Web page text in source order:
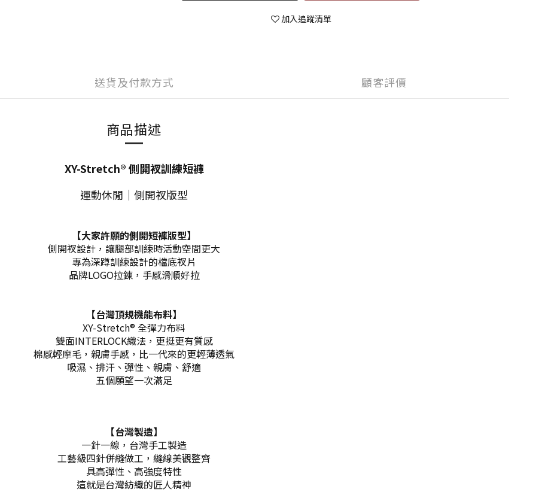
加入追蹤清單
送貨及付款方式 顧客評價
商品描述
XY-Stretch® 側開衩訓練短褲
運動休閒｜ 側開衩版型
【大家許願的側開短褲版型】
側開衩設計，讓腿部訓練時活動空間更大
專為深蹲訓練設計的檔底衩片
品牌LOGO拉鍊，手感滑順好拉
【台灣頂規機能布料】
XY-Stretch® 全彈力布料
雙面INTERLOCK織法，更挺更有質感
棉感輕摩毛，親膚手感，比一代來的更輕薄透氣
吸濕、排汗、彈性、親膚、舒適
五個願望一次滿足
【台灣製造】
一針一線，台灣手工製造
工藝級四針併縫做工，縫線美觀整齊
具高彈性、高強度特性
這就是台灣紡織的匠人精神